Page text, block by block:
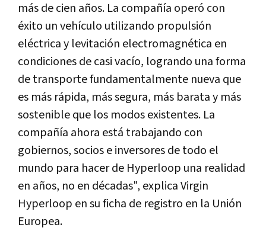
más de cien años. La compañía operó con
éxito un vehículo utilizando propulsión
eléctrica y levitación electromagnética en
condiciones de casi vacío, logrando una forma
de transporte fundamentalmente nueva que
es más rápida, más segura, más barata y más
sostenible que los modos existentes. La
compañía ahora está trabajando con
gobiernos, socios e inversores de todo el
mundo para hacer de Hyperloop una realidad
en años, no en décadas", explica Virgin
Hyperloop en su ficha de registro en la Unión
Europea.